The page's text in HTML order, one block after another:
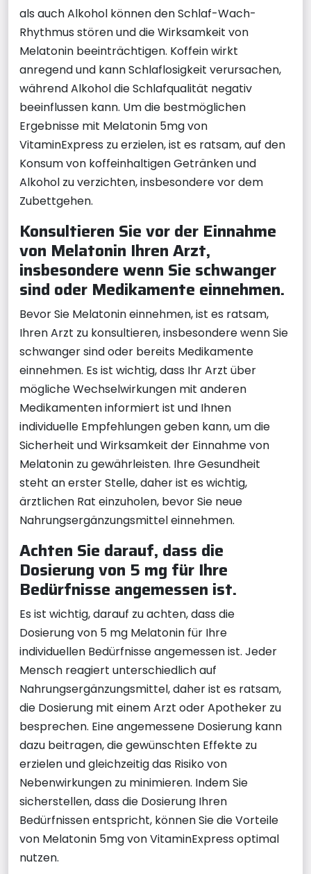
als auch Alkohol können den Schlaf-Wach-
Rhythmus stören und die Wirksamkeit von
Melatonin beeinträchtigen. Koffein wirkt
anregend und kann Schlaflosigkeit verursachen,
während Alkohol die Schlafqualität negativ
beeinflussen kann. Um die bestmöglichen
Ergebnisse mit Melatonin 5mg von
VitaminExpress zu erzielen, ist es ratsam, auf den
Konsum von koffeinhaltigen Getränken und
Alkohol zu verzichten, insbesondere vor dem
Zubettgehen.
Konsultieren Sie vor der Einnahme
von Melatonin Ihren Arzt,
insbesondere wenn Sie schwanger
sind oder Medikamente einnehmen.
Bevor Sie Melatonin einnehmen, ist es ratsam,
Ihren Arzt zu konsultieren, insbesondere wenn Sie
schwanger sind oder bereits Medikamente
einnehmen. Es ist wichtig, dass Ihr Arzt über
mögliche Wechselwirkungen mit anderen
Medikamenten informiert ist und Ihnen
individuelle Empfehlungen geben kann, um die
Sicherheit und Wirksamkeit der Einnahme von
Melatonin zu gewährleisten. Ihre Gesundheit
steht an erster Stelle, daher ist es wichtig,
ärztlichen Rat einzuholen, bevor Sie neue
Nahrungsergänzungsmittel einnehmen.
Achten Sie darauf, dass die
Dosierung von 5 mg für Ihre
Bedürfnisse angemessen ist.
Es ist wichtig, darauf zu achten, dass die
Dosierung von 5 mg Melatonin für Ihre
individuellen Bedürfnisse angemessen ist. Jeder
Mensch reagiert unterschiedlich auf
Nahrungsergänzungsmittel, daher ist es ratsam,
die Dosierung mit einem Arzt oder Apotheker zu
besprechen. Eine angemessene Dosierung kann
dazu beitragen, die gewünschten Effekte zu
erzielen und gleichzeitig das Risiko von
Nebenwirkungen zu minimieren. Indem Sie
sicherstellen, dass die Dosierung Ihren
Bedürfnissen entspricht, können Sie die Vorteile
von Melatonin 5mg von VitaminExpress optimal
nutzen.